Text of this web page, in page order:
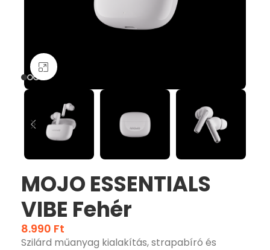
Nagyításhoz kattints ide
MOJO ESSENTIALS
VIBE Fehér
8.990 Ft
Szilárd műanyag kialakítás, strapabíró és